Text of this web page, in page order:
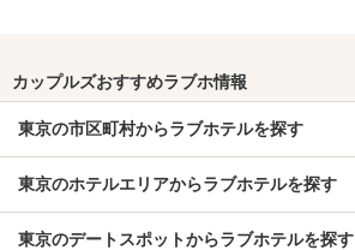
カップルズおすすめラブホ情報
東京の市区町村からラブホテルを探す
東京のホテルエリアからラブホテルを探す
東京のデートスポットからラブホテルを探す